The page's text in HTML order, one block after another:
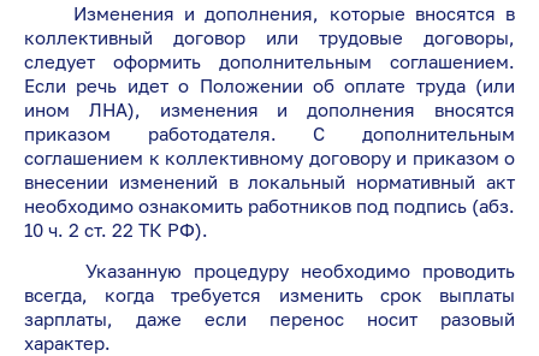
Изменения и дополнения, которые вносятся в
коллективный договор или трудовые договоры,
следует оформить дополнительным соглашением.
Если речь идет о Положении об оплате труда (или
ином ЛНА), изменения и дополнения вносятся
приказом работодателя. С дополнительным
соглашением к коллективному договору и приказом о
внесении изменений в локальный нормативный акт
необходимо ознакомить работников под подпись (абз.
10 ч. 2 ст. 22 ТК РФ).
Указанную процедуру необходимо проводить
всегда, когда требуется изменить срок выплаты
зарплаты, даже если перенос носит разовый
характер.